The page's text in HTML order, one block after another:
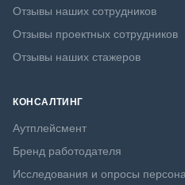
Отзывы наших сотрудников
Отзывы проектных сотрудников
Отзывы наших стажеров
КОНСАЛТИНГ
Аутплейсмент
Бренд работодателя
Исследования и опросы